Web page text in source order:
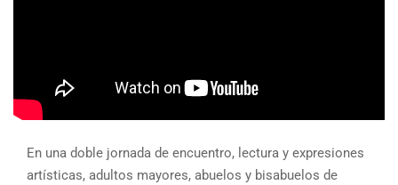
En una doble jornada de encuentro, lectura y expresiones
artísticas, adultos mayores, abuelos y bisabuelos de